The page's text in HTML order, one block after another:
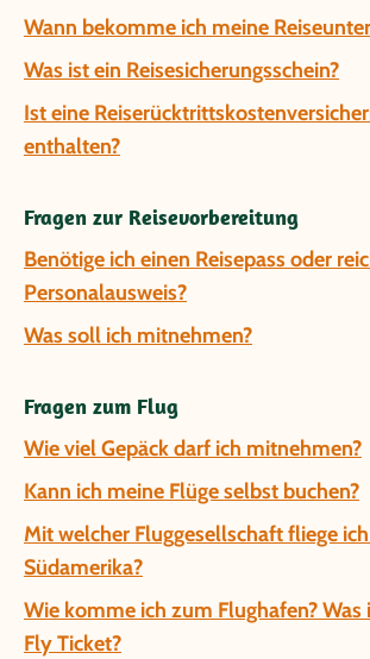
Wann bekomme ich meine
Was ist ein Reisesicherungsschein?
Ist eine
enthalten?
Fragen zur Reisevorbereitung
Benötige ich einen Reisepass oder
Personalausweis?
Was soll ich mitnehmen?
Fragen zum Flug
Wie viel Gepäck darf ich mitnehmen?
Kann ich meine Flüge selbst buchen?
Mit welcher Fluggesellschaft fliege
Südamerika?
Wie komme ich zum Flughafen? Was
Fly Ticket?